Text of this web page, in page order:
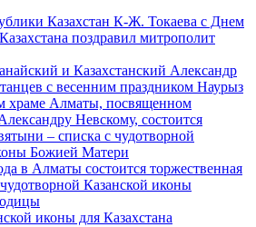
Казахстан К-Ж. Токаева с Днем
поздравил митрополит
и Казахстанский Александр
с весенним праздником Наурыз
храме Алматы, посвященном
Невскому, состоится
– списка с чудотворной
Божией Матери
в Алматы состоится торжественная
Казанской иконы
иконы для Казахстана